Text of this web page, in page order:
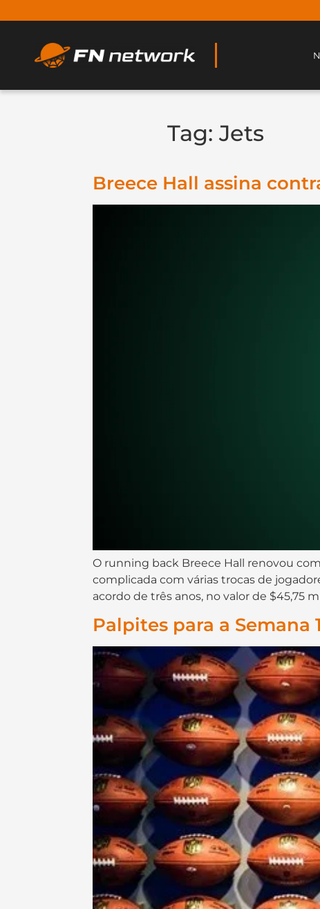
Tag: Jets
Breece Hall assina
O running back Breece Hall renovou
complicada com várias trocas de
acordo de três anos, no valor de $45,75
Palpites para a Semana